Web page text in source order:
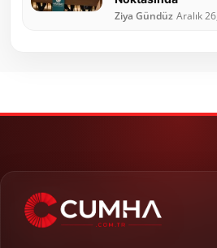
Ziya Gündüz Aralık